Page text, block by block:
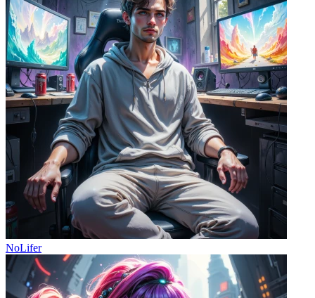
NoLifer